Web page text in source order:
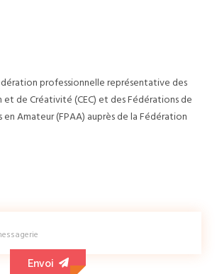
professionnelle représentative des
et de Créativité (CEC) et des Fédérations de
Amateur (FPAA) auprès de la Fédération